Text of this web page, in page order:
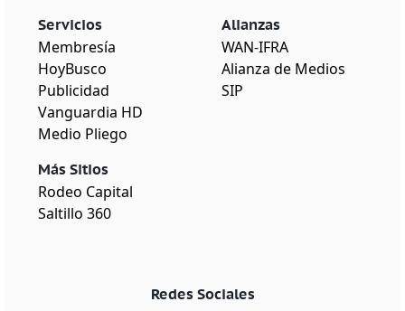
Servicios
Membresía
HoyBusco
Publicidad
Vanguardia HD
Medio Pliego
Más Sitios
Rodeo Capital
Saltillo 360
Alianzas
WAN-IFRA
Alianza de Medios
SIP
Redes Sociales